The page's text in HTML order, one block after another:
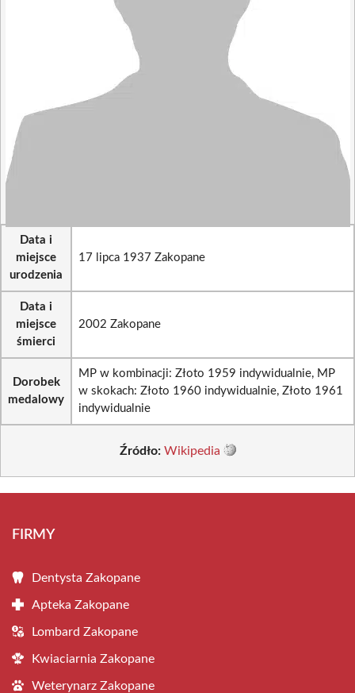
Data i
miejsce
urodzenia
17 lipca 1937 Zakopane
Data i
miejsce
śmierci
2002 Zakopane
Dorobek
medalowy
MP w kombinacji: Złoto 1959 indywidualnie, MP
w skokach: Złoto 1960 indywidualnie, Złoto 1961
indywidualnie
Źródło: Wikipedia
FIRMY
Dentysta Zakopane
Apteka Zakopane
Lombard Zakopane
Kwiaciarnia Zakopane
Weterynarz Zakopane